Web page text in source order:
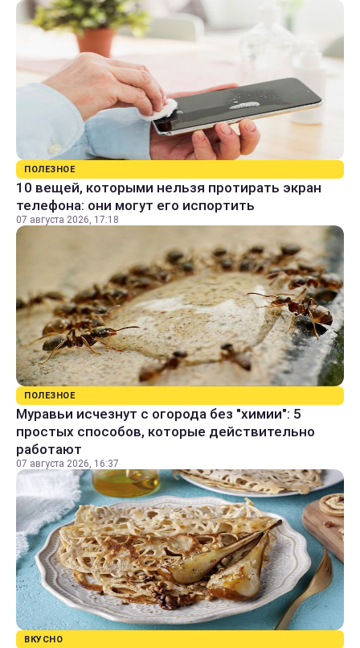
ПОЛЕЗНОЕ
10 вещей, которыми нельзя протирать экран
телефона: они могут его испортить
07 августа 2026, 17:18
ПОЛЕЗНОЕ
Муравьи исчезнут с огорода без "химии": 5
простых способов, которые действительно
работают
07 августа 2026, 16:37
ВКУСНО